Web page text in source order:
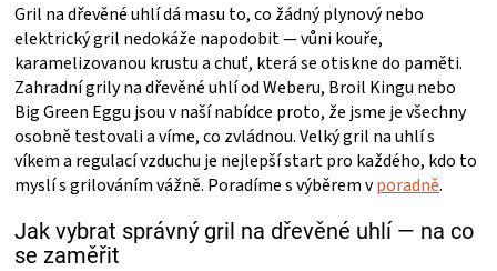
v
ý
p
i
s
u
Gril na dřevěné uhlí dá masu to, co žádný plynový nebo
elektrický gril nedokáže napodobit — vůni kouře,
karamelizovanou krustu a chuť, která se otiskne do paměti.
Zahradní grily na dřevěné uhlí od Weberu, Broil Kingu nebo
Big Green Eggu jsou v naší nabídce proto, že jsme je všechny
osobně testovali a víme, co zvládnou. Velký gril na uhlí s
víkem a regulací vzduchu je nejlepší start pro každého, kdo to
myslí s grilováním vážně. Poradíme s výběrem vporadně.
Jak vybrat správný gril na dřevěné uhlí — na co
se zaměřit